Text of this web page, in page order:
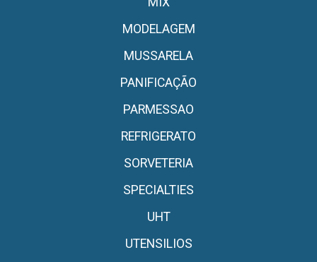
MODELAGEM
MUSSARELA
PANIFICAÇÃO
PARMESSAO
REFRIGERATO
SORVETERIA
SPECIALTIES
UHT
UTENSILIOS